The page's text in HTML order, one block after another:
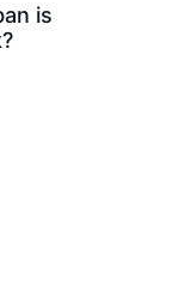
is